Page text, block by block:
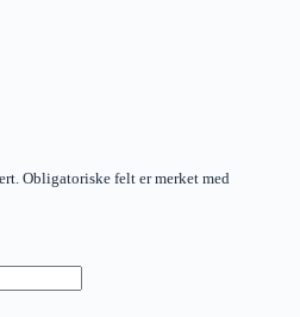
Obligatoriske felt er merket med